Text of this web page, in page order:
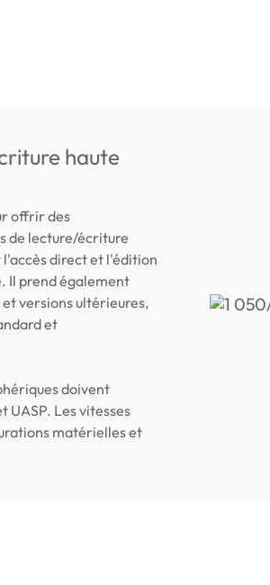
haute
offrir des
de lecture/écriture
direct et l'édition
Il prend également
versions ultérieures,
et
doivent
UASP. Les vitesses
matérielles et